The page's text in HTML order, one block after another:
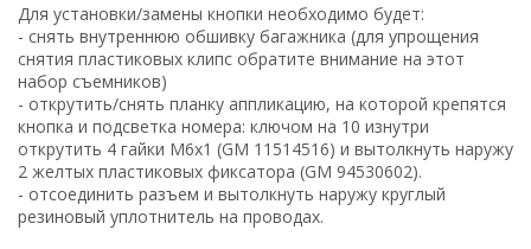
Для установки/замены кнопки необходимо будет:
- снять внутреннюю обшивку багажника (для упрощения
снятия пластиковых клипс обратите внимание на этот
набор съемников)
- открутить/снять планку аппликацию, на которой крепятся
кнопка и подсветка номера: ключом на 10 изнутри
открутить 4 гайки М6x1 (GM 11514516) и вытолкнуть наружу
2 желтых пластиковых фиксатора (GM 94530602).
- отсоединить разъем и вытолкнуть наружу круглый
резиновый уплотнитель на проводах.